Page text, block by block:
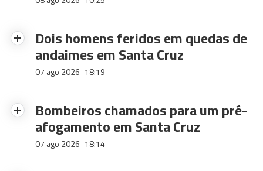
Dois homens feridos em quedas de
andaimes em Santa Cruz
07 ago 2026 18:19
Bombeiros chamados para um pré-
afogamento em Santa Cruz
07 ago 2026 18:14